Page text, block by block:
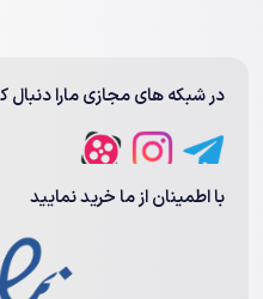
در شبکه های مجازی مارا دنبال
با اطمینان از ما خرید نمایید